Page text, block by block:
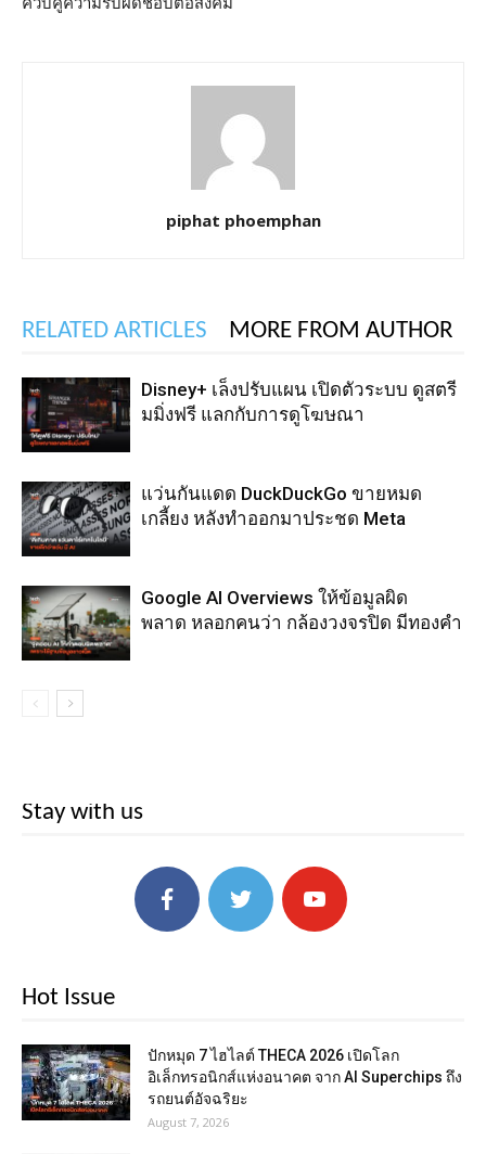
piphat phoemphan
RELATED ARTICLES MORE FROM AUTHOR
Disney+ เล็งปรับแผน เปิดตัวระบบ ดูสตรี
มมิ่งฟรี แลกกับการดูโฆษณา
แว่นกันแดด DuckDuckGo ขายหมด
เกลี้ยง หลังทำออกมาประชด Meta
Google AI Overviews ให้ข้อมูลผิด
พลาด หลอกคนว่า กล้องวงจรปิด มีทองคำ
Stay with us
Hot Issue
ปักหมุด 7 ไฮไลต์ THECA 2026 เปิดโลก
อิเล็กทรอนิกส์แห่งอนาคต จาก AI Superchips ถึง
รถยนต์อัจฉริยะ
August 7, 2026